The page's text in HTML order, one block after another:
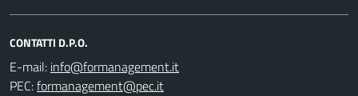
CONTATTI D.P.O.
E-mail:
PEC: